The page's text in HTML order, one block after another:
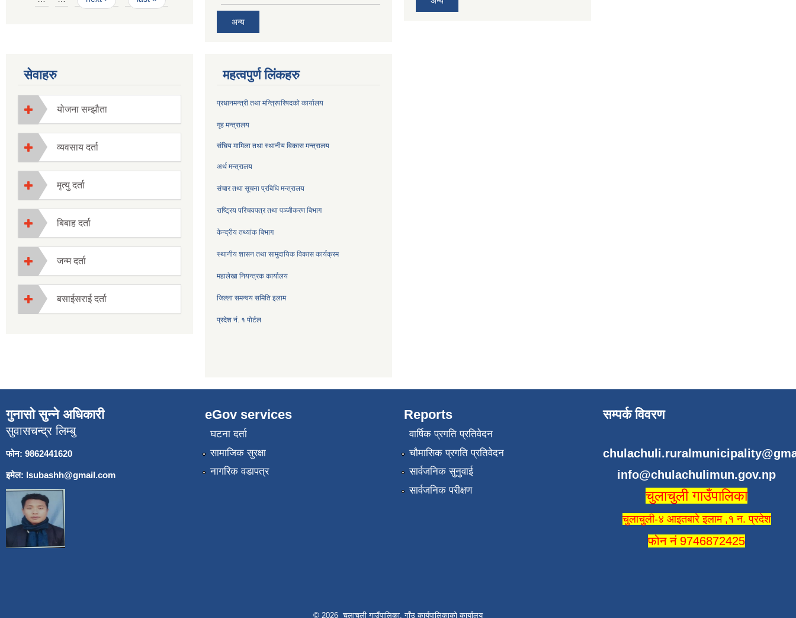
अन्य
सेवाहरु
योजना सम्झौता
व्यवसाय दर्ता
मृत्यु दर्ता
बिबाह दर्ता
जन्म दर्ता
बसाईसराई दर्ता
महत्वपुर्ण लिंकहरु
प्रधानमन्त्री तथा मन्त्रिपरिषदको कार्यालय
गृह मन्त्रालय
संघिय मामिला तथा स्थानीय विकास मन्त्रालय
अर्थ मन्त्रालय
संचार तथा सूचना प्रबिधि मन्त्रालय
राष्ट्रिय परिचयपत्र तथा पञ्जीकरण बिभाग
केन्द्रीय तथ्यांक बिभाग
स्थानीय शासन तथा सामुदायिक विकास कार्यक्रम
महालेखा नियन्त्रक कार्यालय
जिल्ला समन्वय समिति इलाम
प्रदेश नं. १ पोर्टल
गुनासो सुन्ने अधिकारी
सुवासचन्द्र लिम्बु
फोन: 9862441620
इमेल: lsubashh@gmail.com
eGov services
घटना दर्ता
सामाजिक सुरक्षा
नागरिक वडापत्र
Reports
वार्षिक प्रगति प्रतिवेदन
चौमासिक प्रगति प्रतिवेदन
सार्वजनिक सुनुवाई
सार्वजनिक परीक्षण
सम्पर्क विवरण
info@chulachulimun.gov.np
चुलाचुली गाउँपालिका
चुलाचुली-४ आइतबारे इलाम ,१ न. प्रदेश
फोन नं 9746872425
© 2026 चुलाचुली गाउँपालिका, गाँउ कार्यपालिकाको कार्यालय